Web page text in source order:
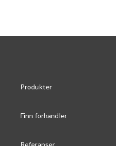
Produkter
Finn forhandler
Referanser